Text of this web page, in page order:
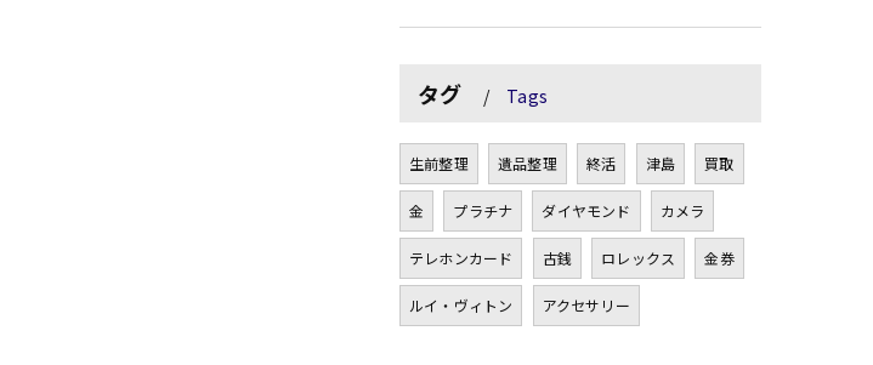
タグ Tags
生前整理 遺品整理 終活 津島 買取
金 プラチナ ダイヤモンド カメラ
テレホンカード 古銭 ロレックス 金券
ルイ・ヴィトン アクセサリー